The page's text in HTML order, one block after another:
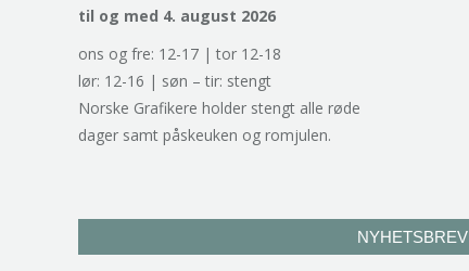
til og med 4. august 2026
ons og fre: 12-17 | tor 12-18
lør: 12-16 | søn – tir: stengt
Norske Grafikere holder stengt alle røde
dager samt påskeuken og romjulen.
NYHETSBREV